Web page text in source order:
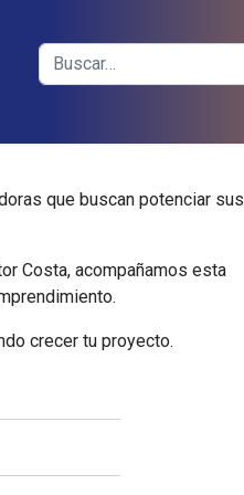
Buscar
que buscan potenciar sus
Costa, acompañamos esta
crecer tu proyecto.